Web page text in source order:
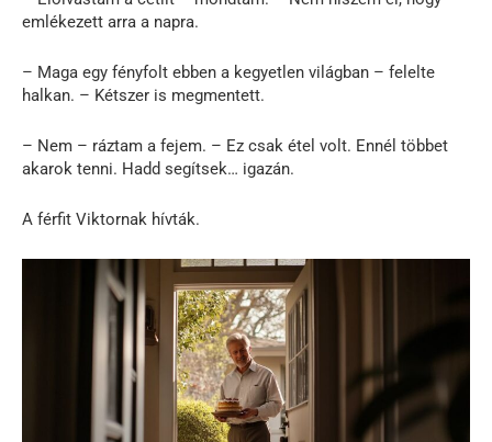
emlékezett arra a napra.
– Maga egy fényfolt ebben a kegyetlen világban – felelte
halkan. – Kétszer is megmentett.
– Nem – ráztam a fejem. – Ez csak étel volt. Ennél többet
akarok tenni. Hadd segítsek… igazán.
A férfit Viktornak hívták.